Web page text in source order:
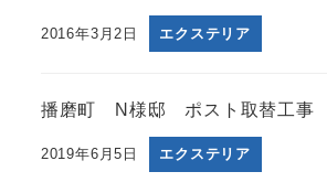
2016年3月2日 エクステリア
播磨町 N様邸 ポスト取替工事
2019年6月5日 エクステリア